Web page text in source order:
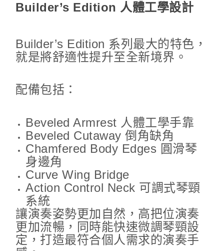
Builder’s Edition 人體工學設計
Builder’s Edition 系列最大的特色，
就是將舒適性提升至全新境界。
配備包括：
Beveled Armrest 人體工學手靠
Beveled Cutaway 倒角缺角
Chamfered Body Edges 圓滑琴
身邊角
Curve Wing Bridge
Action Control Neck 可調式琴頸
系統
讓演奏姿勢更加自然，高把位演奏
更加流暢，同時能快速微調琴頸設
定，打造最符合個人需求的演奏手